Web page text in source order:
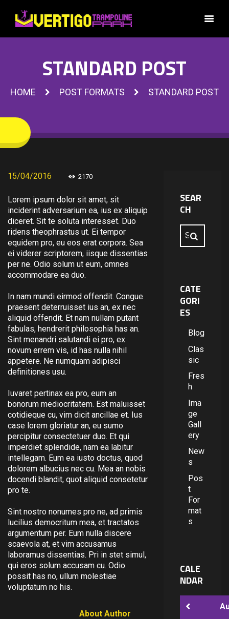
STANDARD POST
HOME POST FORMATS STANDARD POST
15/04/2016 2170
Lorem ipsum dolor sit amet, sit
inciderint adversarium ea, ius ex aliquip
diceret. Sit te soluta interesset. Duo
ridens theophrastus ut. Ei tempor
equidem pro, eu eos erat corpora. Sea
ei viderer scriptorem, iisque dissentias
per ne. Odio solum ut eum, omnes
accommodare ea duo.
In nam mundi eirmod offendit. Congue
praesent deterruisset ius an, ex nec
aliquid offendit. Et nam nullam putant
fabulas, hendrerit philosophia has an.
Sint menandri salutandi ei pro, ex
novum errem vis, id has nulla nihil
appetere. Ne numquam adipisci
definitiones usu.
Iuvaret pertinax ea pro, eum an
bonorum mediocritatem. Est maluisset
cotidieque cu, vim dicit ancillae et. Ius
case lorem gloriatur an, eu sumo
percipitur consectetuer duo. Et qui
imperdiet splendide, nam ea labitur
intellegam. Eum ea iusto doctus, quod
dolorem albucius nec cu. Mea an nobis
docendi blandit, quot aliquid consetetur
pro te.
Sint nostro nonumes pro ne, ad primis
lucilius democritum mea, et tractatos
argumentum per. Eum nulla discere
scaevola at, et vim accusamus
laboramus dissentias. Pri in stet simul,
qui eros solum accusam cu. Odio
possit has no, ullum molestiae
voluptatum no his.
About Author
SEAR
CH
CATE
GORI
ES
Blog
Clas
sic
Fres
h
Ima
ge
Gall
ery
New
s
Pos
t
For
mat
s
CALE
NDAR